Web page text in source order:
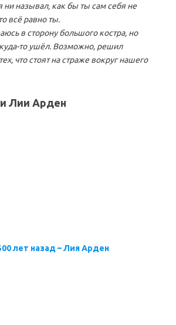
ни называл, как бы ты сам себя не
всё равно ты.
в сторону большого костра, но
то ушёл. Возможно, решил
что стоят на страже вокруг нашего
Лии Арден
лет назад – Лия Арден